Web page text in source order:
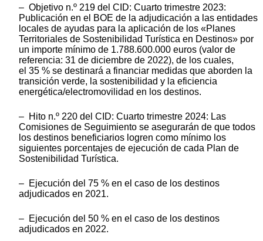
– Objetivo n.º 219 del CID: Cuarto trimestre 2023:
Publicación en el BOE de la adjudicación a las entidades
locales de ayudas para la aplicación de los «Planes
Territoriales de Sostenibilidad Turística en Destinos» por
un importe mínimo de 1.788.600.000 euros (valor de
referencia: 31 de diciembre de 2022), de los cuales,
el 35 % se destinará a financiar medidas que aborden la
transición verde, la sostenibilidad y la eficiencia
energética/electromovilidad en los destinos.
– Hito n.º 220 del CID: Cuarto trimestre 2024: Las
Comisiones de Seguimiento se asegurarán de que todos
los destinos beneficiarios logren como mínimo los
siguientes porcentajes de ejecución de cada Plan de
Sostenibilidad Turística.
– Ejecución del 75 % en el caso de los destinos
adjudicados en 2021.
– Ejecución del 50 % en el caso de los destinos
adjudicados en 2022.